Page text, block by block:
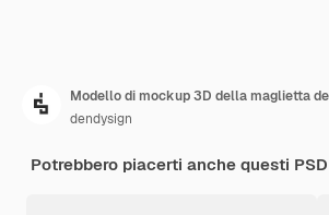
Modello di mockup 3D della maglietta
dendysign
Potrebbero piacerti anche questi PSD